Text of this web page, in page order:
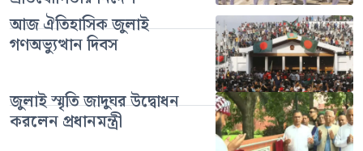
আজ ঐতিহাসিক জুলাই
গণঅভ্যুত্থান দিবস
জুলাই স্মৃতি জাদুঘর উদ্বোধন
করলেন প্রধানমন্ত্রী